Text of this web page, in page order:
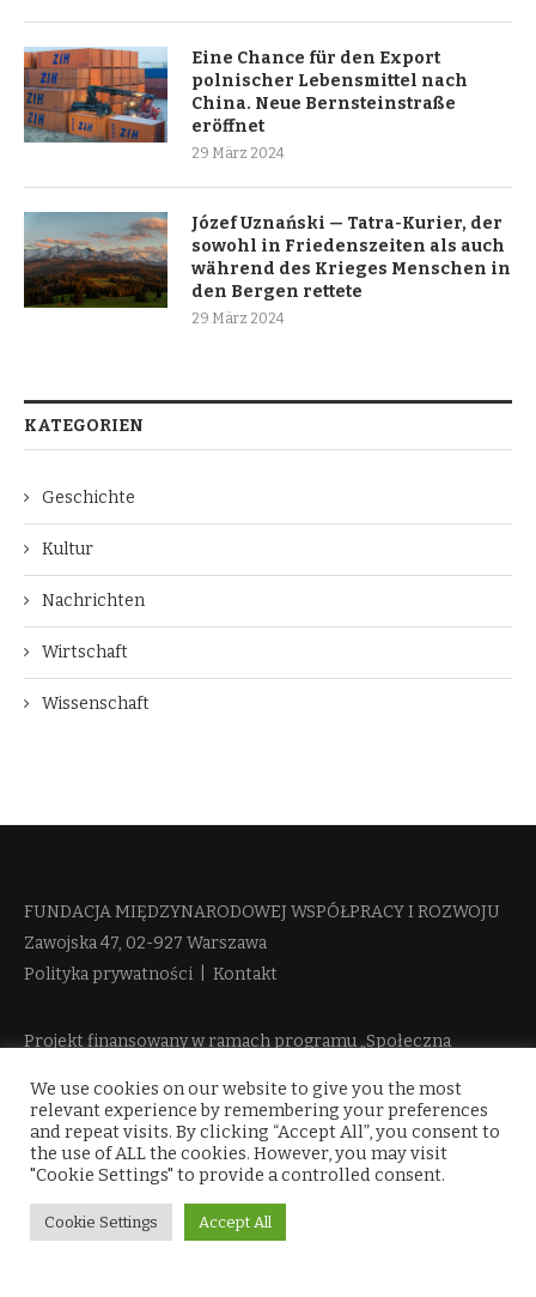
Eine Chance für den Export
polnischer Lebensmittel nach
China. Neue Bernsteinstraße
eröffnet
29 März 2024
Józef Uznański — Tatra-Kurier, der
sowohl in Friedenszeiten als auch
während des Krieges Menschen in
den Bergen rettete
29 März 2024
KATEGORIEN
Geschichte
Kultur
Nachrichten
Wirtschaft
Wissenschaft
FUNDACJA MIĘDZYNARODOWEJ WSPÓŁPRACY I ROZWOJU​
Zawojska 47, 02-927 Warszawa
Polityka prywatności
Kontakt
Projekt finansowany w ramach programu „Społeczna
więcej informacji
We use cookies on our website to give you the most
relevant experience by remembering your preferences
and repeat visits. By clicking “Accept All”, you consent to
the use of ALL the cookies. However, you may visit
"Cookie Settings" to provide a controlled consent.
Cookie Settings Accept All